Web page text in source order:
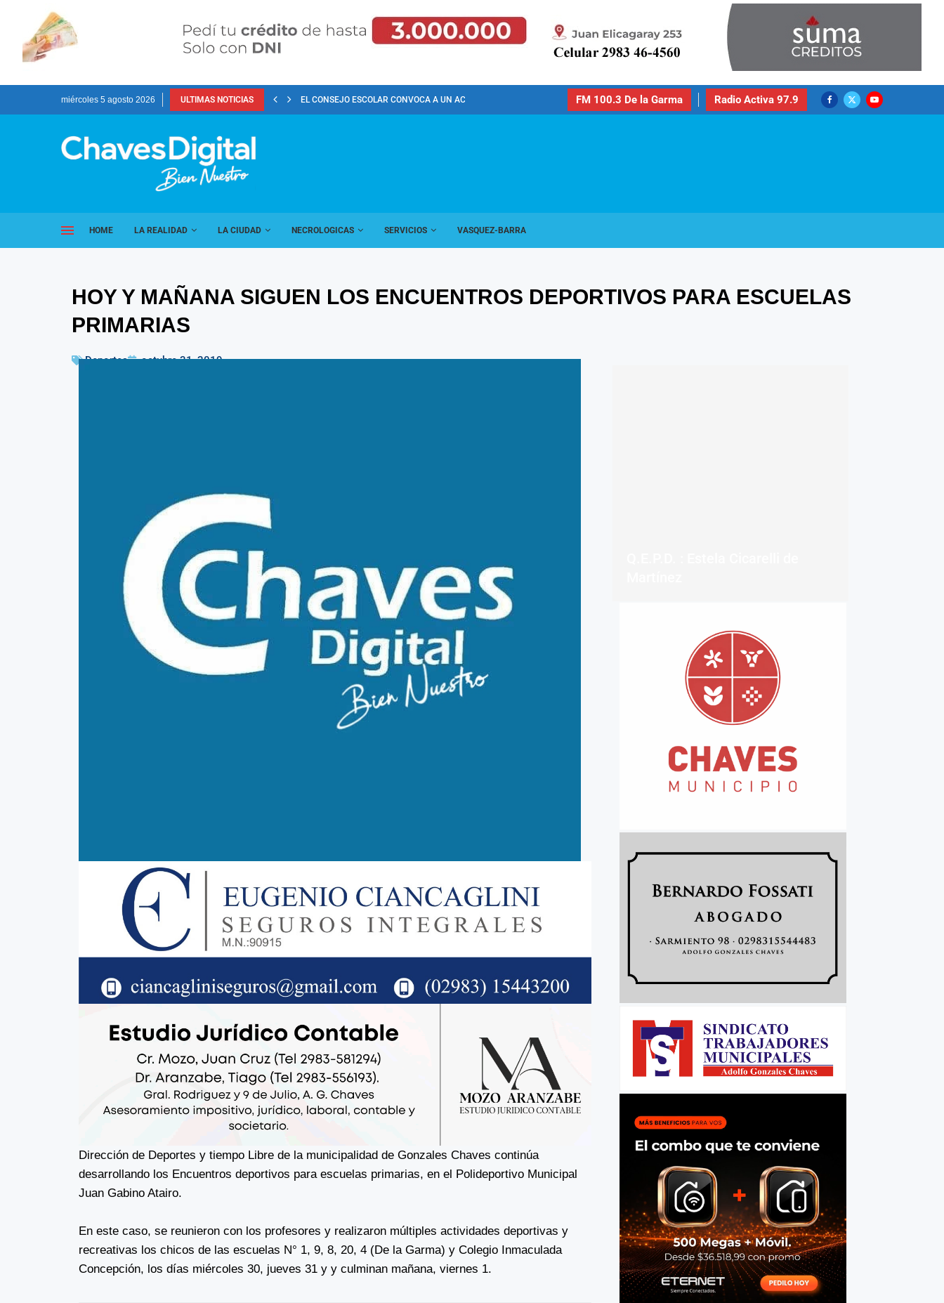
miércoles 5 agosto 2026 ULTIMAS NOTICIAS EL CONSEJO ESCOLAR CONVOCA A UN ACTO PÚBLICO... FM 100.3 De la Garma Radio Activa 97.9
HOME LA REALIDAD LA CIUDAD NECROLOGICAS SERVICIOS VASQUEZ-BARRA
HOY Y MAÑANA SIGUEN LOS ENCUENTROS DEPORTIVOS PARA ESCUELAS
PRIMARIAS
Deportes octubre 31, 2019
Dirección de Deportes y tiempo Libre de la municipalidad de Gonzales Chaves continúa
desarrollando los Encuentros deportivos para escuelas primarias, en el Polideportivo Municipal
Juan Gabino Atairo.
En este caso, se reunieron con los profesores y realizaron múltiples actividades deportivas y
recreativas los chicos de las escuelas N° 1, 9, 8, 20, 4 (De la Garma) y Colegio Inmaculada
Concepción, los días miércoles 30, jueves 31 y y culminan mañana, viernes 1.